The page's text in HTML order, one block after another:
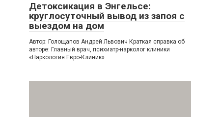
Детоксикация в Энгельсе:
круглосуточный вывод из запоя с
выездом на дом
Автор: Голощапов Андрей Львович Краткая справка об
авторе: Главный врач, психиатр-нарколог клиники
«Наркология Евро-Клиник»